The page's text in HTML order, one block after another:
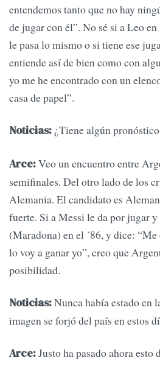
entendemos tanto que no hay
de jugar con él”. No sé si a Leo
le pasa lo mismo o si tiene ese
entiende así de bien como con
yo me he encontrado con un
casa de papel”.
Noticias: ¿Tiene algún
Arce:Veo un encuentro entre
semifinales. Del otro lado de los
Alemania. El candidato es
fuerte. Si a Messi le da por jugar
(Maradona) en el ´86, y dice:
lo voy a ganar yo”, creo que
posibilidad.
Noticias:Nunca había estado en
imagen se forjó del país en estos
Arce:Justo ha pasado ahora